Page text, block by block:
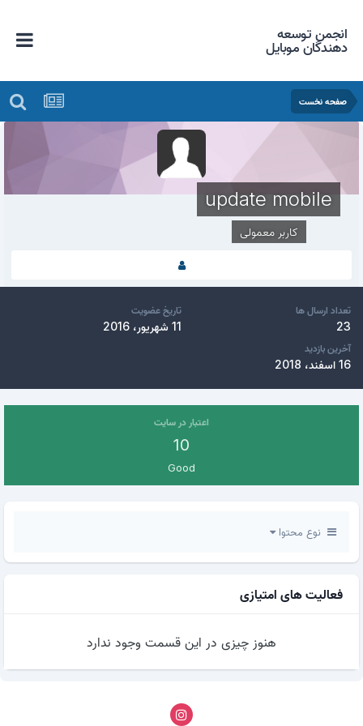
انجمن توسعه
دهندگان موبایل
صفحه نخست
update mobile
کاربر معمولی
تعداد ارسال ها
23
تاریخ عضویت
11 شهریور، 2016
آخرین بازدید
16 اسفند، 2018
اعتبار در سایت
10
Good
نوع محتوا
فعالیت های امتیازی
هنوز چیزی در این قسمت وجود ندارد